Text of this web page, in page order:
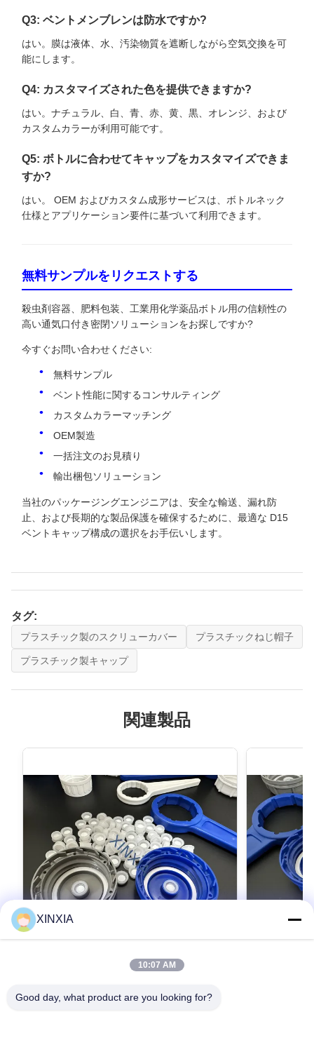
Q3: ベントメンブレンは防水ですか?
はい。膜は液体、水、汚染物質を遮断しながら空気交換を可
能にします。
Q4: カスタマイズされた色を提供できますか?
はい。ナチュラル、白、青、赤、黄、黒、オレンジ、および
カスタムカラーが利用可能です。
Q5: ボトルに合わせてキャップをカスタマイズできま
すか?
はい。 OEM およびカスタム成形サービスは、ボトルネック
仕様とアプリケーション要件に基づいて利用できます。
無料サンプルをリクエストする
殺虫剤容器、肥料包装、工業用化学薬品ボトル用の信頼性の
高い通気口付き密閉ソリューションをお探しですか?
今すぐお問い合わせください:
無料サンプル
ベント性能に関するコンサルティング
カスタムカラーマッチング
OEM製造
一括注文のお見積り
輸出梱包ソリューション
当社のパッケージングエンジニアは、安全な輸送、漏れ防
止、および長期的な製品保護を確保するために、最適な D15
ベントキャップ構成の選択をお手伝いします。
タグ:
プラスチック製のスクリューカバー プラスチックねじ帽子
プラスチック製キャップ
関連製品
ボトル プラスチック スクリューキャップ
XINXIA
10:07 AM
Good day, what product are you looking for?